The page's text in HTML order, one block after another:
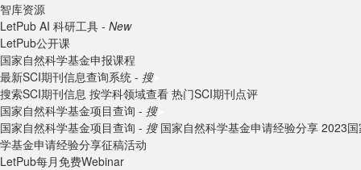
智库资源
LetPub AI 科研工具 - New
LetPub公开课
国家自然科学基金申报课程
最新SCI期刊信息查询系统 - 搜
搜索SCI期刊信息 按学科领域查看 热门SCI期刊点评
国家自然科学基金项目查询 - 搜
国家自然科学基金项目查询 - 搜 国家自然科学基金申请经验分享 2023
学基金申请经验分享征稿活动
LetPub每月免费Webinar